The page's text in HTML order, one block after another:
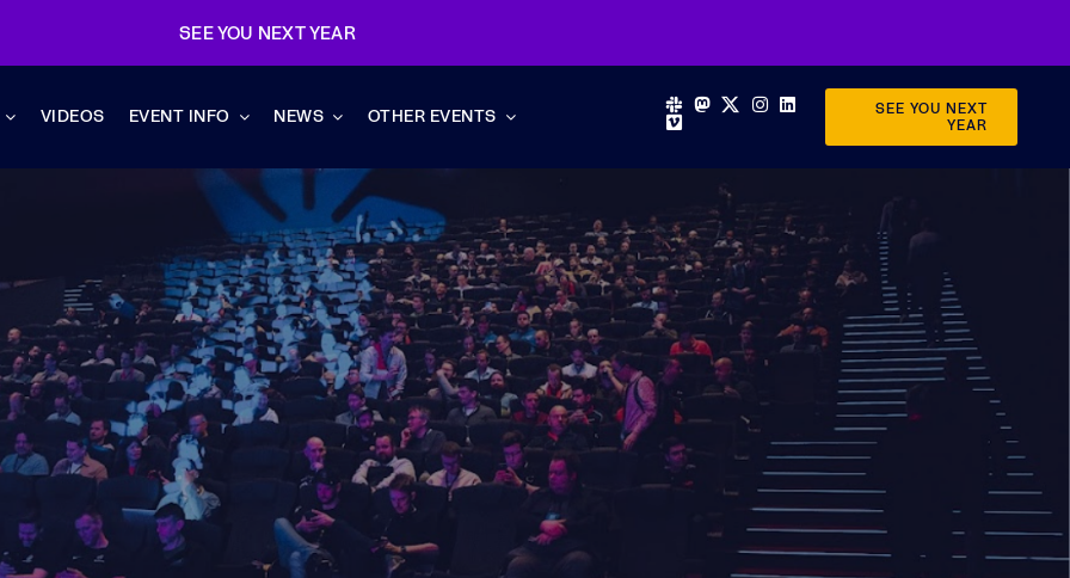
SEE YOU NEXT YEAR
VIDEOS EVENT INFO NEWS OTHER EVENTS
SEE YOU NEXT
YEAR